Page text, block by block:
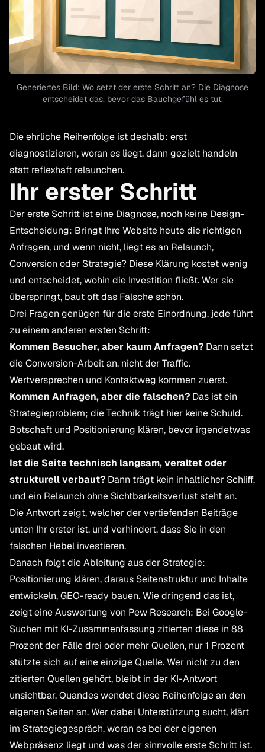
Generiertes Bild: Wo setzt der erste Schritt an? Die Diagnose
entscheidet das, bevor das Bauchgefühl es tut.
Die ehrliche Reihenfolge ist deshalb: erst
diagnostizieren, woran es liegt, dann gezielt handeln
statt reflexhaft relaunchen.
Ihr erster Schritt
Der erste Schritt ist eine Diagnose, noch keine Design-
Entscheidung: Bringt Ihre Website heute die richtigen
Anfragen, und wenn nicht, liegt es an Relaunch,
Conversion oder Strategie? Diese Klärung kostet wenig
und entscheidet, wohin die Investition fließt. Wer sie
überspringt, baut oft das Falsche schön.
Drei Fragen genügen für die erste Einordnung, jede führt
zu einem anderen ersten Schritt:
Kommen Besucher, aber kaum Anfragen? Dann setzt
die Conversion-Arbeit an, nicht der Traffic.
Wertversprechen und Kontaktweg kommen zuerst.
Kommen Anfragen, aber die falschen? Das ist ein
Strategieproblem; die Technik trägt hier keine Schuld.
Botschaft und Positionierung klären, bevor irgendetwas
gebaut wird.
Ist die Seite technisch langsam, veraltet oder
strukturell verbaut? Dann trägt kein inhaltlicher Schliff,
und ein Relaunch ohne Sichtbarkeitsverlust steht an.
Die Antwort zeigt, welcher der vertiefenden Beiträge
unten Ihr erster ist, und verhindert, dass Sie in den
falschen Hebel investieren.
Danach folgt die Ableitung aus der Strategie:
Positionierung klären, daraus Seitenstruktur und Inhalte
entwickeln, GEO-ready bauen. Wie dringend das ist,
zeigt eine Auswertung von Pew Research: Bei Google-
Suchen mit KI-Zusammenfassung zitierten diese in 88
Prozent der Fälle drei oder mehr Quellen, nur 1 Prozent
stützte sich auf eine einzige Quelle. Wer nicht zu den
zitierten Quellen gehört, bleibt in der KI-Antwort
unsichtbar. Quandes wendet diese Reihenfolge an den
eigenen Seiten an. Wer dabei Unterstützung sucht, klärt
im Strategiegespräch, woran es bei der eigenen
Webpräsenz liegt und was der sinnvolle erste Schritt ist.